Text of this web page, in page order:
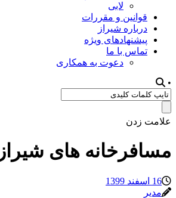
لابی
قوانین و مقررات
درباره شیراز
پیشنهادهای ویژه
تماس با ما
دعوت به همکاری
•
علامت زدن
مسافرخانه های شیراز
16 اسفند 1399
مدیر